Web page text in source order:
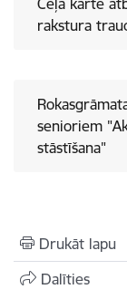
Ceļa karte
rakstura
senioriem
stāstīšana"
Drukāt lapu
Dalīties